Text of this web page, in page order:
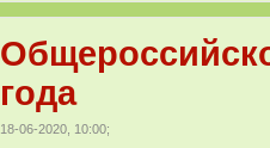
года
18-06-2020, 10:00;